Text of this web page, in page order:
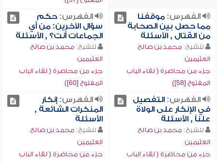
الفهرس:موقفنا
مما حصل بين الصحابة
من القتال , الأسئلة
للشيخ: محمد بن صالح
العثيمين
جزء من محاضرة ( لقاء الباب
المفتوح [58])
الفهرس:حكم
سؤال الآخرين: من أي
الجماعات أنت؟ , الأسئلة
للشيخ: محمد بن صالح
العثيمين
جزء من محاضرة ( لقاء الباب
المفتوح [60])
الفهرس:التفصيل
في الإنكار على الولاة
علناً , الأسئلة
للشيخ: محمد بن صالح
العثيمين
جزء من محاضرة ( لقاء الباب
الفهرس:إنكار
المنكرات الشائعة ,
الأسئلة
للشيخ: محمد بن صالح
العثيمين
جزء من محاضرة ( لقاء الباب